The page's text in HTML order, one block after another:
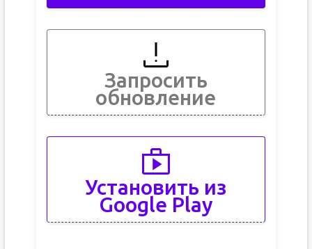
Запросить
обновление
Установить из
Google Play